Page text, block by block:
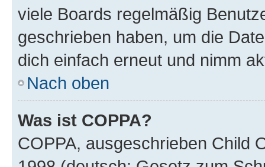
viele Boards regelmäßig
geschrieben haben, um die
dich einfach erneut und nimm
Nach oben
Was ist COPPA?
COPPA, ausgeschrieben Child